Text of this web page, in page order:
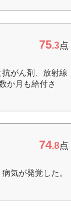
75.3点
がん剤、放射線
か月も給付さ
74.8点
気が発覚した。